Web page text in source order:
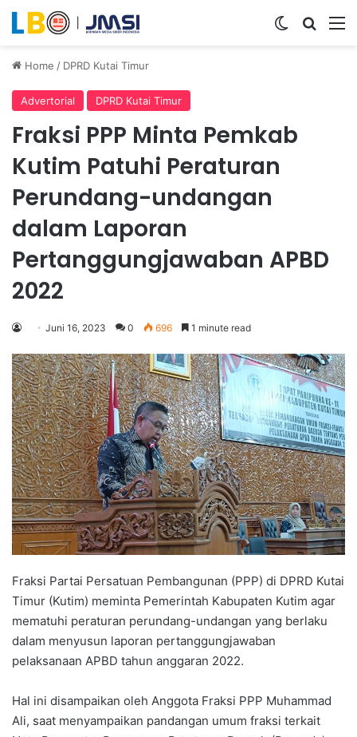
Switch skin
Home / DPRD Kutai Timur
Advertorial DPRD Kutai Timur
Fraksi PPP Minta Pemkab
Kutim Patuhi Peraturan
Perundang-undangan
dalam Laporan
Pertanggungjawaban APBD
2022
Juni 16, 2023 0 696 1 minute read
Fraksi Partai Persatuan Pembangunan (PPP) di DPRD Kutai
Timur (Kutim) meminta Pemerintah Kabupaten Kutim agar
mematuhi peraturan perundang-undangan yang berlaku
dalam menyusun laporan pertanggungjawaban
pelaksanaan APBD tahun anggaran 2022.
Hal ini disampaikan oleh Anggota Fraksi PPP Muhammad
Ali, saat menyampaikan pandangan umum fraksi terkait